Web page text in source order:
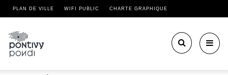
PLAN DE VILLE WIFI PUBLIC CHARTE GRAPHIQUE